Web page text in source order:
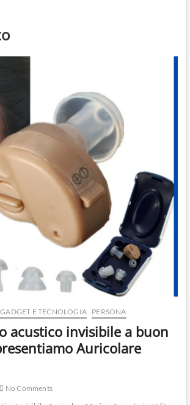
GADGET E TECNOLOGIA PERSONA
acustico invisibile a buon
Auricolare
No Comments